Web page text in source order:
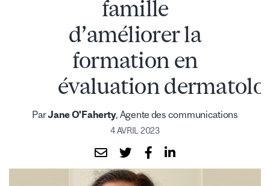
famille
d’améliorer la
formation en
évaluation
ParJane O'Faherty, Agente des communications
4 AVRIL 2023